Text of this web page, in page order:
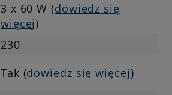
3 x 60 W (dowiedz się
więcej)
230
Tak (dowiedz się więcej)